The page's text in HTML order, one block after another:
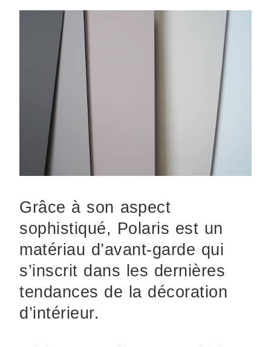
Grâce à son aspect
sophistiqué, Polaris est un
matériau d’avant-garde qui
s’inscrit dans les dernières
tendances de la décoration
d’intérieur.